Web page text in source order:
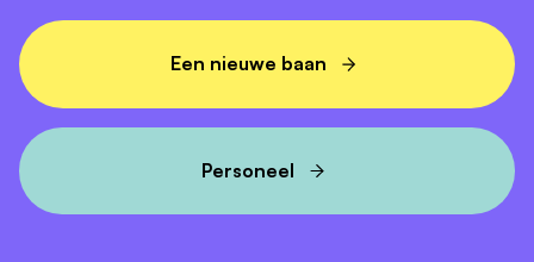
op met klanten en een netwerk van verkooppartners.
Je werft proactief nieuwe klanten en partners en
onderhoudt bestaande relaties met aandacht en
continuïteit. Je begrijpt wat klanten drijft - hun
uitdagingen, doelen en ambities - en vertaalt die naar
passende technologische oplossingen. Daarbij zorg je
Een nieuwe baan
Personeel